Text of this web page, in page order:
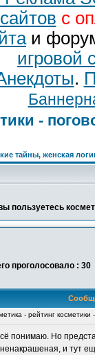
сайтов с
и
игровой
.
-
тайны, женская
пользуетесь
проголосовало : 30
- рейтинг косметики
понимаю. Но
и тут